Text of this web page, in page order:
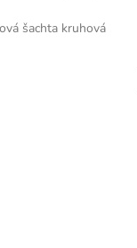
šachta kruhová